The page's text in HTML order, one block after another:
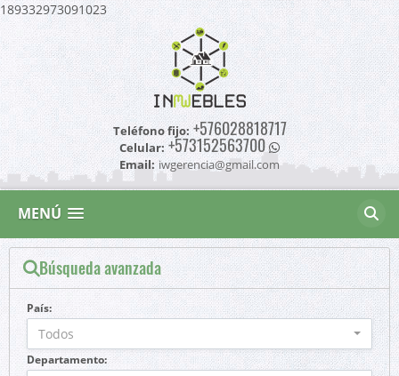
189332973091023
Teléfono fijo: +576028818717
Celular: +573152563700
Email: iwgerencia@gmail.com
MENÚ
Búsqueda avanzada
País:
Todos
Departamento: